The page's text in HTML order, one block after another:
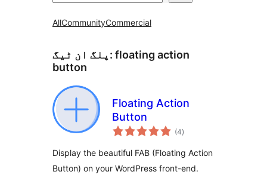
AllCommunityCommercial
پلگ ان ٹیگ: floating action
button
Floating Action
Button
(4مجموعی
درجہ
)
Display the beautiful FAB (Floating Action
Button) on your WordPress front-end.